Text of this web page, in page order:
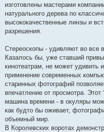
изготовлены мастерами
натурального дерева по
высококачественные линзы и
разрешения.
Стереоскопы - удивляют во все
Казалось бы, уже ставший
кинотеатрам, не может удивить
применение современных
старинных фотографий
впечатление от просмотра.
машина времени - в окуляры
как будто бы оживает,
объемный мир.
В Королевских воротах